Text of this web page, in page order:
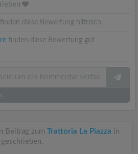
finden diese Bewertung hilfreich.
finden diese Bewertung gut
Beitrag zum Trattoria La Piazza in